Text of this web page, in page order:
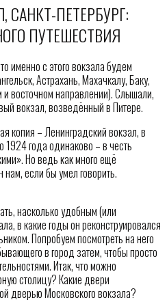
САНКТ-ПЕТЕРБУРГ:
ПУТЕШЕСТВИЯ
именно с этого вокзала будем
Астрахань, Махачкалу, Баку,
восточном направлении). Слышали,
вокзал, возведённый в Питере.
копия – Ленинградский вокзал, в
года одинаково – в честь
Но ведь как много ещё
нам, если бы умел говорить.
насколько удобным (или
в какие годы он реконструировался
Попробуем посмотреть на него
в город затем, чтобы просто
Итак, что можно
столицу? Какие двери
дверью Московского вокзала?